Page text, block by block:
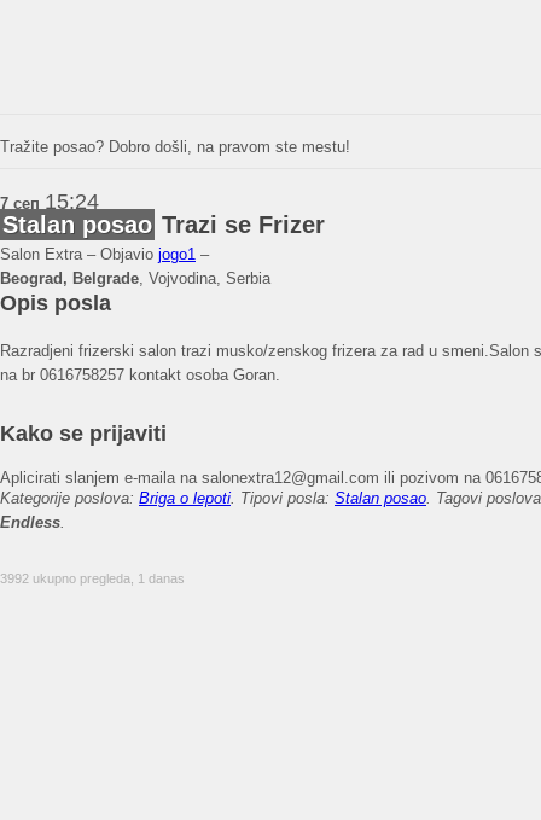
Tražite posao? Dobro došli, na pravom ste mestu!
7 сеп 15:24
Stalan posao Trazi se Frizer
Salon Extra – Objavio jogo1 –
Beograd, Belgrade, Vojvodina, Serbia
Opis posla
Razradjeni frizerski salon trazi musko/zenskog frizera za rad u
na br 0616758257 kontakt osoba Goran.
Kako se prijaviti
Aplicirati slanjem e-maila na salonextra12@gmail.com ili pozivom na
Kategorije poslova: Briga o lepoti. Tipovi posla: Stalan posao. Tagovi
Endless.
3992 ukupno pregleda, 1 danas